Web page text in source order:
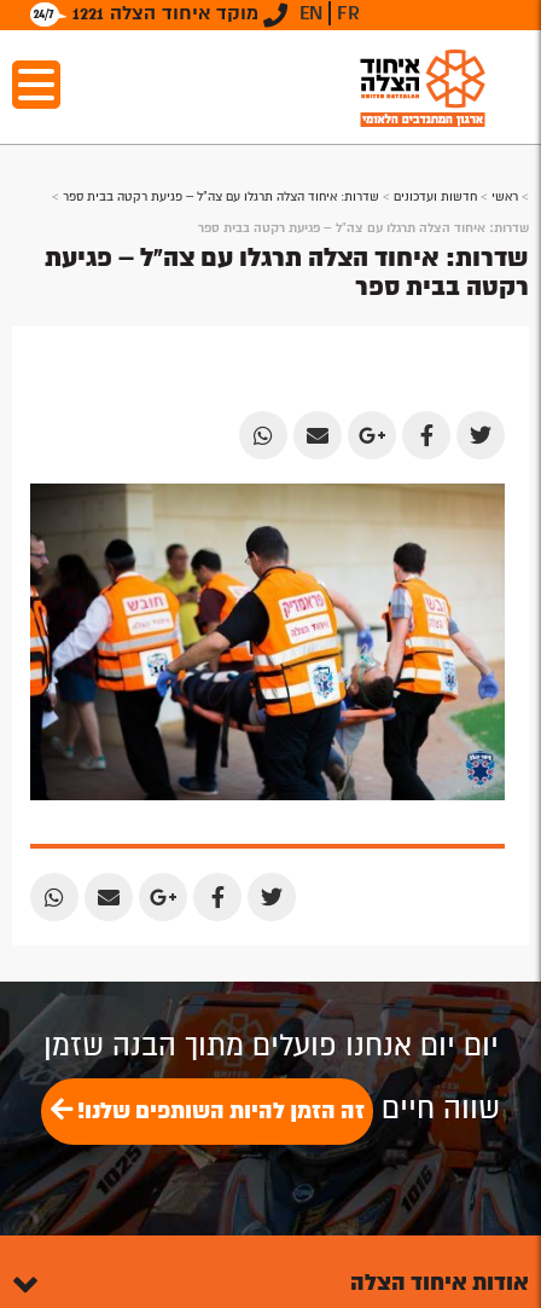
מוקד איחוד הצלה 1221 EN FR
> ראשי > חדשות ועדכונים > שדרות: איחוד הצלה תרגלו עם צה"ל – פגיעת רקטה בבית ספר >
שדרות: איחוד הצלה תרגלו עם צה"ל – פגיעת רקטה בבית ספר
שדרות: איחוד הצלה תרגלו עם צה"ל – פגיעת
רקטה בבית ספר
Share
on
Twitter
Share
on
Facebook
Share
on
Google
Share
by
Email
Share
by
Email
Share
Share
Share
Share
Share
יום יום אנחנו פועלים מתוך הבנה שזמן
שווה חיים זה הזמן להיות השותפים שלנו!
אודות איחוד הצלה